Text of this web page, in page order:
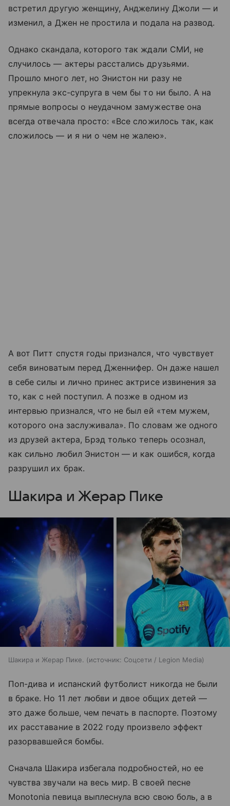
встретил другую женщину, Анджелину Джоли — и
изменил, а Джен не простила и подала на развод.
Однако скандала, которого так ждали СМИ, не
случилось — актеры расстались друзьями.
Прошло много лет, но Энистон ни разу не
упрекнула экс-супруга в чем бы то ни было. А на
прямые вопросы о неудачном замужестве она
всегда отвечала просто: «Все сложилось так, как
сложилось — и я ни о чем не жалею».
А вот Питт спустя годы признался, что чувствует
себя виноватым перед Дженнифер. Он даже нашел
в себе силы и лично принес актрисе извинения за
то, как с ней поступил. А позже в одном из
интервью признался, что не был ей «тем мужем,
которого она заслуживала». По словам же одного
из друзей актера, Брэд только теперь осознал,
как сильно любил Энистон — и как ошибся, когда
разрушил их брак.
Шакира и Жерар Пике
Шакира и Жерар Пике. источник: Соцсети / Legion Media
Поп-дива и испанский футболист никогда не были
в браке. Но 11 лет любви и двое общих детей —
это даже больше, чем печать в паспорте. Поэтому
их расставание в 2022 году произвело эффект
разорвавшейся бомбы.
Сначала Шакира избегала подробностей, но ее
чувства звучали на весь мир. В своей песне
Monotonia певица выплеснула всю свою боль, а в